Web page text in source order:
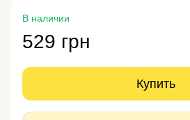
В наличии
529 грн
Купить